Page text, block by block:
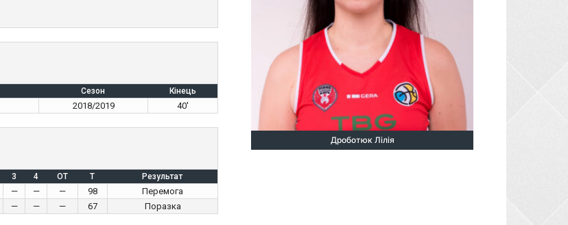
Сезон Кінець
2018/2019 40'
3 4 OT T Результат
— — — 98
Перемога
— — — 67 Поразка
Дроботюк Лілія